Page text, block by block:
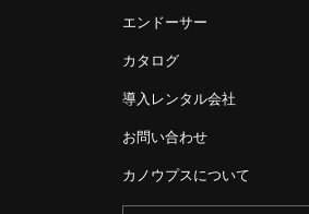
エンドーサー
カタログ
導入レンタル会社
お問い合わせ
カノウプスについて